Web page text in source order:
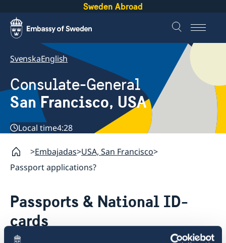
Sweden Abroad
SvenskaEnglish
Consulate-General
San Francisco, USA
Local time4:28
Embajadas USA, San Francisco
Passport applications?
Passports & National ID-
cards